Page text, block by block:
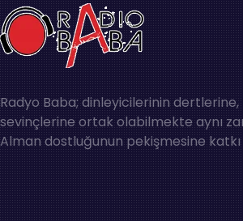
Radyo Baba; dinleyicilerinin
sevinçlerine ortak olabilmekte aynı
Alman dostluğunun pekişmesine